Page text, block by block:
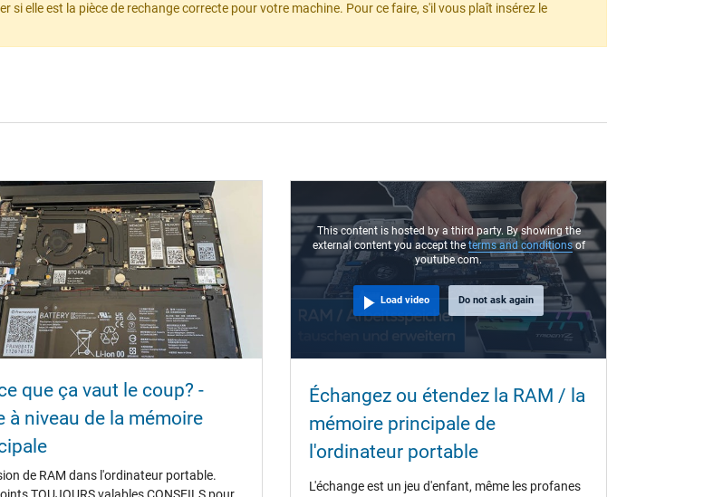
elle est la pièce de rechange correcte pour votre machine. Pour ce faire, s'il vous plaît insérez le
que ça vaut le coup? -
à niveau de la mémoire
de RAM dans l'ordinateur portable.
This content is hosted by a third party. By showing the
external content you accept theterms and conditionsof
youtube.com.
Load video Do not ask again
Échangez ou étendez la RAM / la
mémoire principale de
l'ordinateur portable
L'échange est un jeu d'enfant, même les profanes